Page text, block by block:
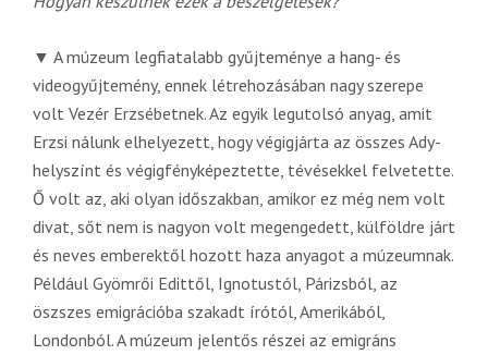
▼ A múzeum legfiatalabb gyűjteménye a hang- és
videogyűjtemény, ennek létrehozásában nagy szerepe
volt Vezér Erzsébetnek. Az egyik legutolsó anyag, amit
Erzsi nálunk elhelyezett, hogy végigjárta az összes Ady-
helyszínt és végigfényképeztette, tévésekkel felvetette.
Ő volt az, aki olyan időszakban, amikor ez még nem volt
divat, sőt nem is nagyon volt megengedett, külföldre járt
és neves emberektől hozott haza anyagot a múzeumnak.
Például Gyömrői Edittől, Ignotustól, Párizsból, az
öszszes emigrációba szakadt írótól, Amerikából,
Londonból. A múzeum jelentős részei az emigráns